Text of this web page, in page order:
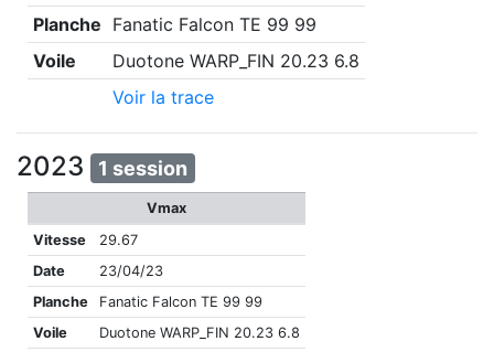
Planche Fanatic Falcon TE 99 99
Voile
Duotone WARP_FIN 20.23 6.8
Voir la trace
2023 1 session
Vmax
Vitesse
29.67
Date
23/04/23
Planche
Fanatic Falcon TE 99 99
Voile
Duotone WARP_FIN 20.23 6.8